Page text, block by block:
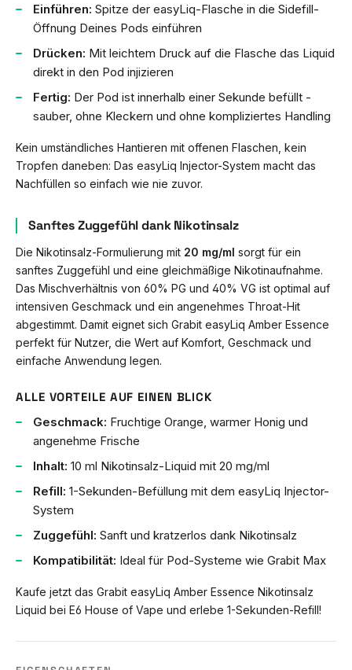
Einführen: Spitze der easyLiq-Flasche in die Sidefill-
Öffnung Deines Pods einführen
Drücken: Mit leichtem Druck auf die Flasche das Liquid
direkt in den Pod injizieren
Fertig: Der Pod ist innerhalb einer Sekunde befüllt -
sauber, ohne Kleckern und ohne kompliziertes Handling
Kein umständliches Hantieren mit offenen Flaschen, kein
Tropfen daneben: Das easyLiq Injector-System macht das
Nachfüllen so einfach wie nie zuvor.
Sanftes Zuggefühl dank Nikotinsalz
Die Nikotinsalz-Formulierung mit 20 mg/ml sorgt für ein
sanftes Zuggefühl und eine gleichmäßige Nikotinaufnahme.
Das Mischverhältnis von 60% PG und 40% VG ist optimal auf
intensiven Geschmack und ein angenehmes Throat-Hit
abgestimmt. Damit eignet sich Grabit easyLiq Amber Essence
perfekt für Nutzer, die Wert auf Komfort, Geschmack und
einfache Anwendung legen.
ALLE VORTEILE AUF EINEN BLICK
Geschmack: Fruchtige Orange, warmer Honig und
angenehme Frische
Inhalt: 10 ml Nikotinsalz-Liquid mit 20 mg/ml
Refill: 1-Sekunden-Befüllung mit dem easyLiq Injector-
System
Zuggefühl: Sanft und kratzerlos dank Nikotinsalz
Kompatibilität: Ideal für Pod-Systeme wie Grabit Max
Kaufe jetzt das Grabit easyLiq Amber Essence Nikotinsalz
Liquid bei E6 House of Vape und erlebe 1-Sekunden-Refill!